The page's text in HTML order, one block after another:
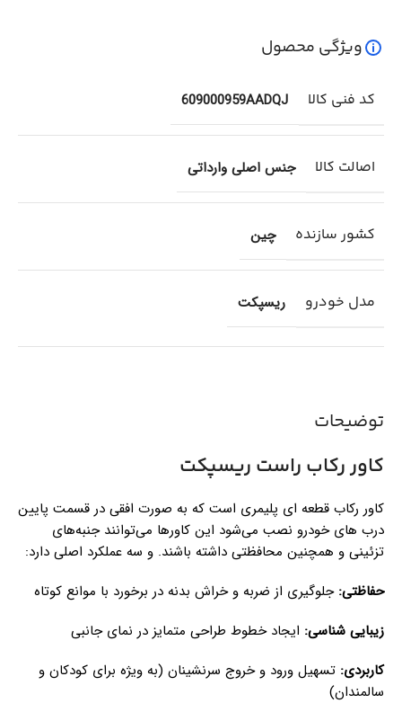
توضیحات
کاور رکاب راست ریسپکت
کاور رکاب قطعه ای پلیمری است که به صورت افقی در قسمت پایین
درب های خودرو نصب می‌شود این کاورها می‌توانند جنبه‌های
تزئینی و همچنین محافظتی داشته باشند. و سه عملکرد اصلی دارد:
حفاظتی: جلوگیری از ضربه و خراش بدنه در برخورد با موانع کوتاه
زیبایی شناسی: ایجاد خطوط طراحی متمایز در نمای جانبی
کاربردی: تسهیل ورود و خروج سرنشینان (به ویژه برای کودکان و
سالمندان)
ویژگی محصول
کد فنی کالا 609000959AADQJ
اصالت کالا جنس اصلی وارداتی
کشور سازنده چین
مدل خودرو ریسپکت